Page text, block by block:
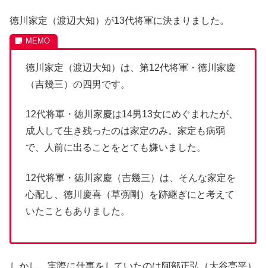
徳川家定（渡辺大知）が13代将軍に決まりました。
徳川家定（渡辺大知）は、第12代将軍・徳川家慶
（吉幾三）の四男です。
12代将軍・徳川家慶は14男13女にめぐまれたが、
成人して生き残ったのは家定のみ。家定も病弱
で、人前に出ることをとても嫌いました。
12代将軍・徳川家慶（吉幾三）は、そんな家定を
心配し、徳川慶喜（草彅剛）を跡継ぎにと考えて
いたこともありました。
しかし、実際に仕事をしていたのは阿部正弘（大谷亮平）